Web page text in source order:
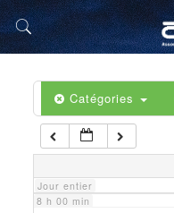
Catégories
Jour entier
5 h 00 min
6 h 00 min
7 h 00 min
8 h 00 min